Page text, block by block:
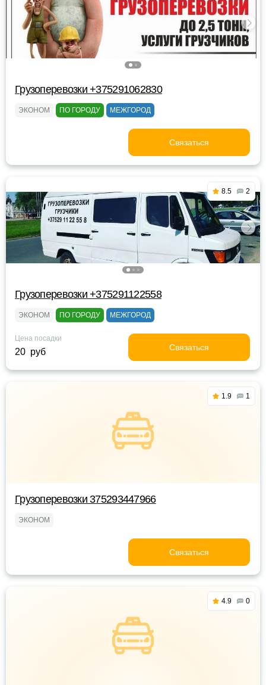
Грузоперевозки +375291062830
ЭКОНОМ ПО ГОРОДУ МЕЖГОРОД
Связаться
8.5 2
Грузоперевозки +375291122558
ЭКОНОМ ПО ГОРОДУ МЕЖГОРОД
Цена посадки
20 руб Связаться
1.9 1
Грузоперевозки 375293447966
ЭКОНОМ
Связаться
4.9 0